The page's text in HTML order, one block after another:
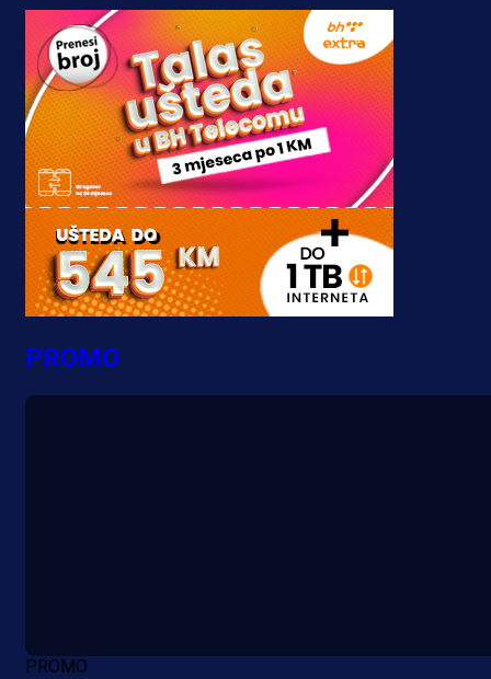
PROMO
PROMO